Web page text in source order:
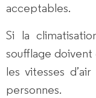
acceptables.
Si la
soufflage
les vitesses
personnes.